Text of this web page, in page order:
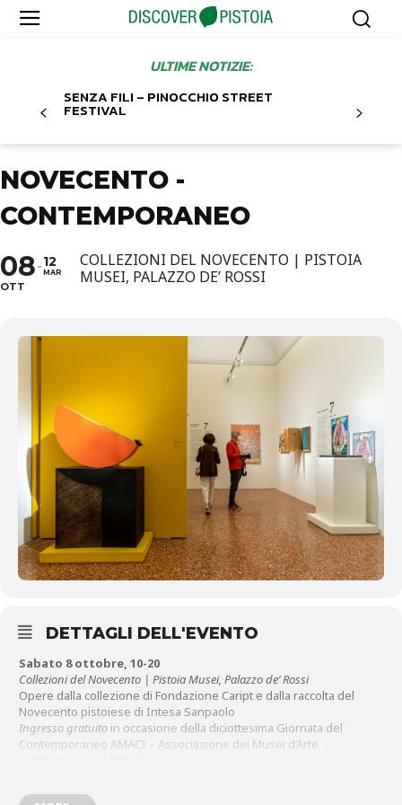
ULTIME NOTIZIE:
SENZA FILI – PINOCCHIO STREET
FESTIVAL
NOVECENTO -
CONTEMPORANEO
08
OTT
12
MAR
COLLEZIONI DEL NOVECENTO | PISTOIA
MUSEI, PALAZZO DE’ ROSSI
DETTAGLI DELL'EVENTO
Sabato 8 ottobre, 10-20
Collezioni del Novecento | Pistoia Musei, Palazzo de’ Rossi
Opere dalla collezione di Fondazione Caript e dalla raccolta del
Novecento pistoiese di Intesa Sanpaolo
Ingresso gratuito in occasione della diciottesima Giornata del
Contemporaneo AMACI – Associazione dei Musei d’Arte